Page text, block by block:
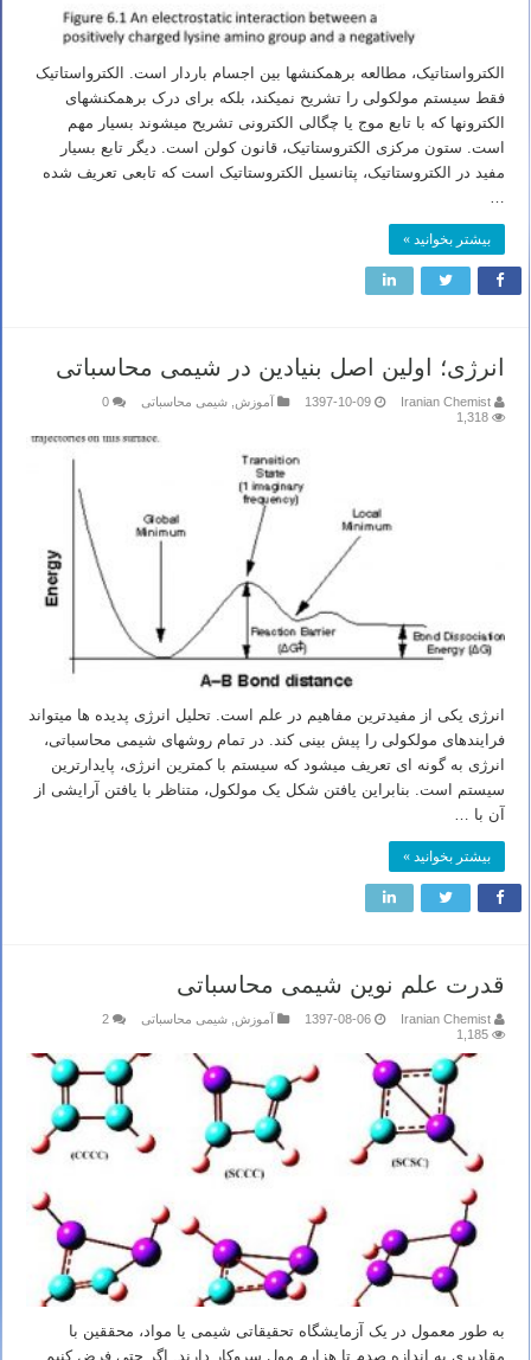
الکترواستاتیک، مطالعه برهمکنشها بین اجسام باردار است. الکترواستاتیک
فقط سیستم مولکولی را تشریح نمیکند، بلکه برای درک برهمکنشهای
الکترونها که با تابع موج یا چگالی الکترونی تشریح میشوند بسیار مهم
است. ستون مرکزی الکتروستاتیک، قانون کولن است. دیگر تابع بسیار
مفید در الکتروستاتیک، پتانسیل الکتروستاتیک است که تابعی تعریف شده
بیشتر بخوانید »
انرژی؛ اولین اصل بنیادین در شیمی محاسباتی
Iranian Chemist
1397-10-09 آموزش شیمی محاسباتی
0
1,318
انرژی یکی از مفیدترین مفاهیم در علم است. تحلیل انرژی پدیده ها میتواند
فرایندهای مولکولی را پیش بینی کند. در تمام روشهای شیمی محاسباتی،
انرژی به گونه ای تعریف میشود که سیستم با کمترین انرژی، پایدارترین
سیستم است. بنابراین یافتن شکل یک مولکول، متناظر با یافتن آرایشی از
آن با …
بیشتر بخوانید »
قدرت علم نوین شیمی محاسباتی
Iranian Chemist
1397-08-06 آموزش شیمی محاسباتی
2
1,185
به طور معمول در یک آزمایشگاه تحقیقاتی شیمی یا مواد، محققین با
مقادیری به اندازه صدم تا هزارم مول سروکار دارند. اگر حتی فرض کنیم